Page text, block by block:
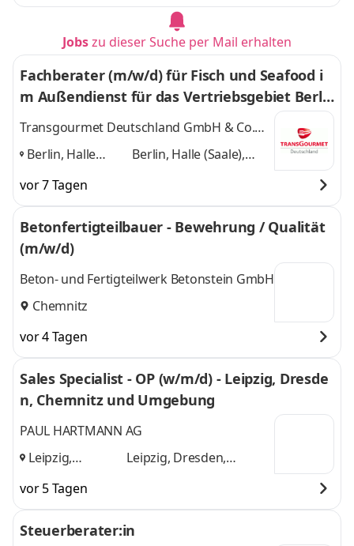
Jobszu dieser Suche per Mail erhalten
Fachberater (m/w/d) für Fisch und Seafood i
m Außendienst für das Vertriebsgebiet Berli
n, Halle, Striegistal und Bayreuth
Transgourmet Deutschland GmbH & Co.
OHG
Berlin, Halle
Bayreuth,
Berlin, Halle (Saale),
vor 7 Tagen
Betonfertigteilbauer - Bewehrung / Qualität
(m/w/d)
Beton- und Fertigteilwerk Betonstein GmbH
Chemnitz
vor 4 Tagen
Sales Specialist - OP (w/m/d) - Leipzig, Dresde
n, Chemnitz und Umgebung
PAUL HARTMANN AG
Leipzig,
Chemnitz,
Leipzig, Dresden,
vor 5 Tagen
Steuerberater:in